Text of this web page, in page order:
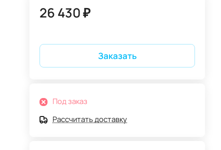
26 430 ₽
Заказать
Под заказ
Рассчитать доставку